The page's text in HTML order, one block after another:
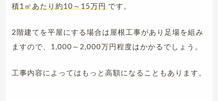
積1㎡あたり約10～15万円 です。
2階建てを平屋にする場合は屋根工事があり足場を組み
ますので、1,000～2,000万円程度はかかるでしょう。
工事内容によってはもっと高額になることもあります。